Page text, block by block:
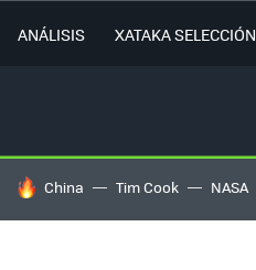
ANÁLISIS XATAKA SELECCIÓN
HOY SE HABLA DE
China Tim Cook NASA